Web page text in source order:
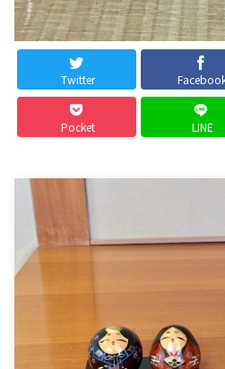
Twitter
Pocket LINE